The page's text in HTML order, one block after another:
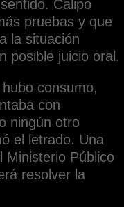
Calipo
pruebas y que
la situación
posible juicio oral.
consumo,
con
ningún otro
el letrado. Una
Ministerio Público
resolver la